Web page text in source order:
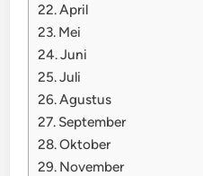
April
Mei
Juni
Juli
Agustus
September
Oktober
November